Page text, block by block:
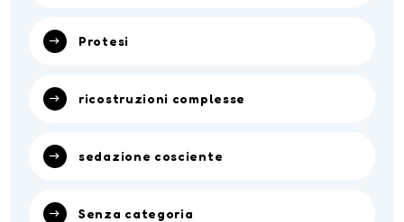
Protesi
ricostruzioni complesse
sedazione cosciente
Senza categoria